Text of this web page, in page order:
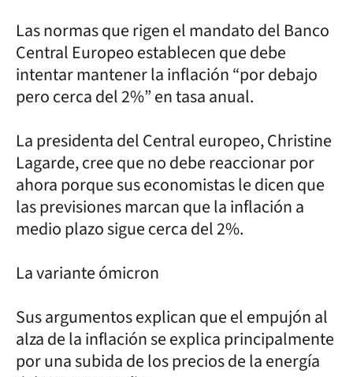
Las normas que rigen el mandato del Banco
Central Europeo establecen que debe
intentar mantener la inflación “por debajo
pero cerca del 2%” en tasa anual.
La presidenta del Central europeo, Christine
Lagarde, cree que no debe reaccionar por
ahora porque sus economistas le dicen que
las previsiones marcan que la inflación a
medio plazo sigue cerca del 2%.
La variante ómicron
Sus argumentos explican que el empujón al
alza de la inflación se explica principalmente
por una subida de los precios de la energía